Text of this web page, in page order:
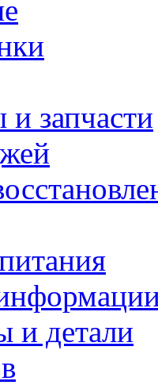
запчасти
и детали